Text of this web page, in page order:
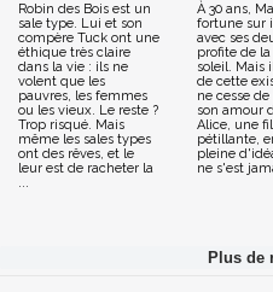
Robin des Bois est un
sale type. Lui et son
compère Tuck ont une
éthique très claire
dans la vie : ils ne
volent que les
pauvres, les femmes
ou les vieux. Le reste ?
Trop risqué. Mais
même les sales types
ont des rêves, et le
leur est de racheter la
...
À 30 ans,
fortune sur
avec ses
profite de la
soleil. Mais
de cette
ne cesse
son amour
Alice, une
pétillante,
pleine
ne s'est